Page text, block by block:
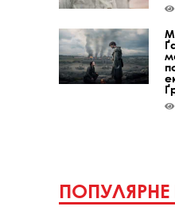
ПОПУЛЯРНЕ